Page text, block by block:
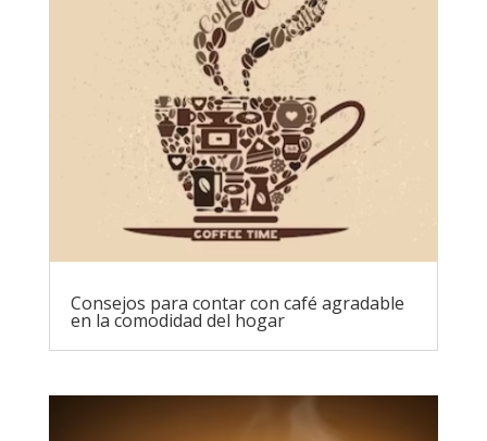
Consejos para contar con café agradable
en la comodidad del hogar